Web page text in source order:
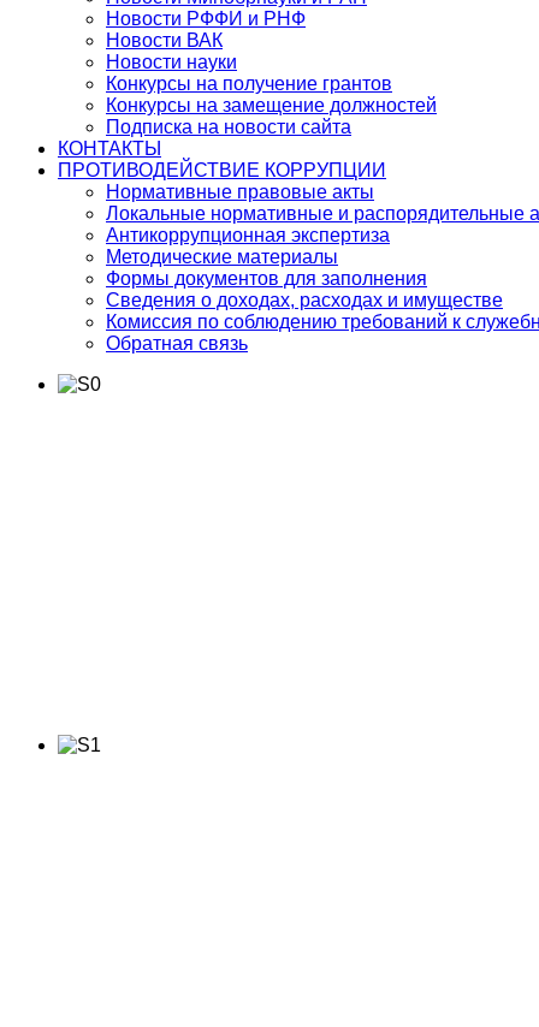
Новости РФФИ и РНФ
Новости ВАК
Новости науки
Конкурсы на получение грантов
Конкурсы на замещение должностей
Подписка на новости сайта
КОНТАКТЫ
ПРОТИВОДЕЙСТВИЕ КОРРУПЦИИ
Нормативные правовые акты
Локальные нормативные и распорядительные
Антикоррупционная экспертиза
Методические материалы
Формы документов для заполнения
Сведения о доходах, расходах и имуществе
Комиссия по соблюдению требований к
Обратная связь